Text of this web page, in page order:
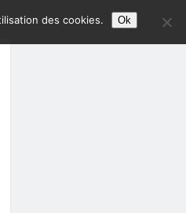
des cookies. Ok